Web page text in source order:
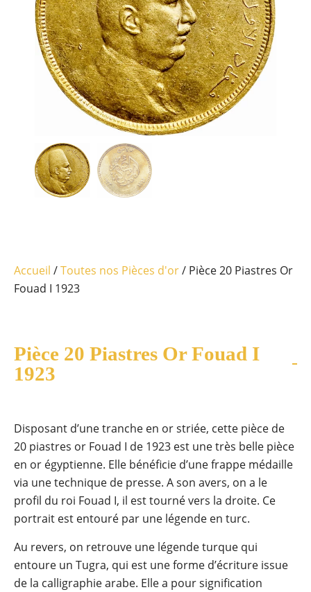
Accueil /Toutes nos Pièces d'or/ Pièce 20 Piastres Or
Fouad I 1923
Pièce 20 Piastres Or Fouad I
1923
Disposant d’une tranche en or striée, cette pièce de
20 piastres or Fouad I de 1923 est une très belle pièce
en or égyptienne. Elle bénéficie d’une frappe médaille
via une technique de presse. A son avers, on a le
profil du roi Fouad I, il est tourné vers la droite. Ce
portrait est entouré par une légende en turc.
Au revers, on retrouve une légende turque qui
entoure un Tugra, qui est une forme d’écriture issue
de la calligraphie arabe. Elle a pour signification